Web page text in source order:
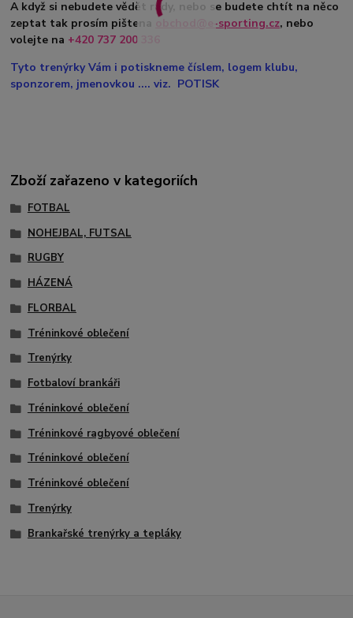
A když si nebudete vědět rady, nebo se budete chtít na něco
zeptat tak prosím pištena
obchod@e-sporting.cz, nebo
volejte na +420 737 200 336
Tyto trenýrky Vám i potiskneme číslem, logem klubu,
sponzorem, jmenovkou .... viz. POTISK
Zboží zařazeno v kategoriích
FOTBAL
NOHEJBAL, FUTSAL
RUGBY
HÁZENÁ
FLORBAL
Tréninkové oblečení
Trenýrky
Fotbaloví brankáři
Tréninkové oblečení
Tréninkové ragbyové oblečení
Tréninkové oblečení
Tréninkové oblečení
Trenýrky
Brankařské trenýrky a tepláky